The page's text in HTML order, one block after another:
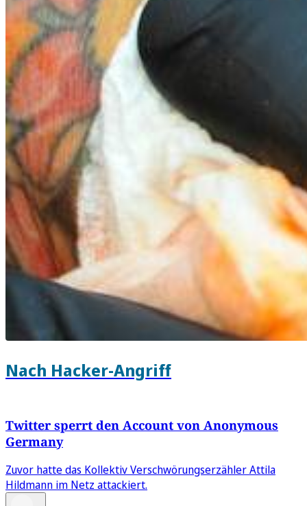
Nach Hacker-Angriff
Twitter sperrt den Account von Anonymous
Germany
Zuvor hatte das Kollektiv Verschwörungserzähler Attila
Hildmann im Netz attackiert.